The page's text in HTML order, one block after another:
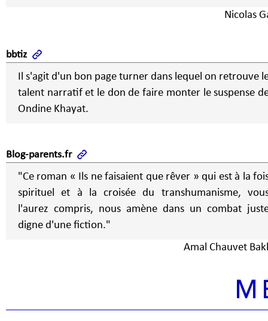
Nicolas
bbtiz
Il s'agit d'un bon page turner dans lequel on retrouve
talent narratif et le don de faire monter le suspense
Ondine Khayat.
Blog-parents.fr
"Ce roman « Ils ne faisaient que rêver » qui est à la
spirituel et à la croisée du transhumanisme,
l'aurez compris, nous amène dans un combat
digne d'une fiction."
Amal Chauvet